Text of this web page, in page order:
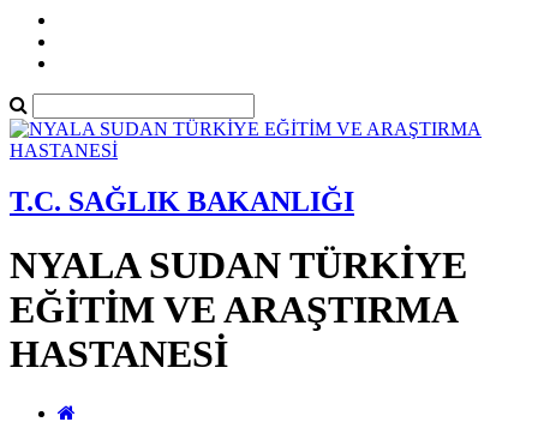
T.C. SAĞLIK BAKANLIĞI
NYALA SUDAN TÜRKİYE
EĞİTİM VE ARAŞTIRMA
HASTANESİ